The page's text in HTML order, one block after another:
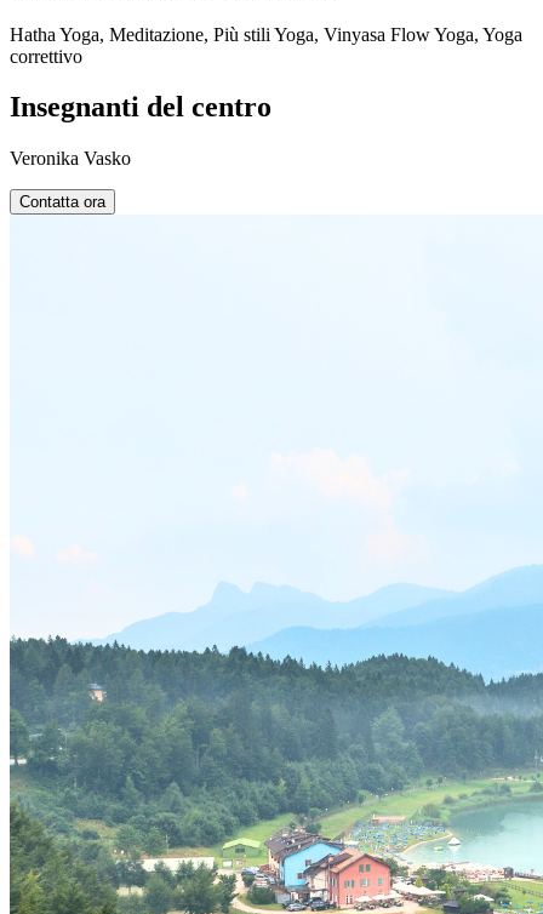
Hatha Yoga, Meditazione, Più stili Yoga, Vinyasa Flow Yoga, Yoga
correttivo
Insegnanti del centro
Veronika Vasko
Contatta ora